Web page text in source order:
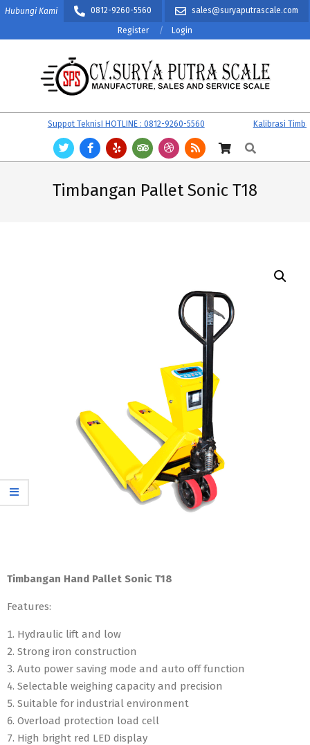
Skip
content
Hubungi Kami 0812-9260-5560 sales@suryaputrascale.com
Register Login
CV.
SURYA
PUTRA
SCALE
Suppot TeknisI HOTLINE : 0812-9260-5560
Kalibrasi
Search
Timbangan Pallet Sonic T18
Timbangan Hand Pallet Sonic T18
Features:
Hydraulic lift and low
Strong iron construction
Auto power saving mode and auto off function
Selectable weighing capacity and precision
Suitable for industrial environment
Overload protection load cell
High bright red LED display